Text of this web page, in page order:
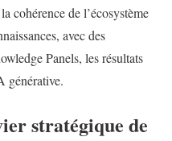
cohérence de l’écosystème
avec des
Panels, les résultats
générative.
stratégique de